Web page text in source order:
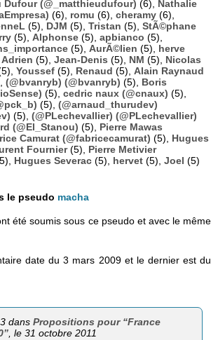
Dufour (@_matthieudufour) (6), Nathalie
(6), romu (6), cheramy (6),
(5), DJM (5), Tristan (5), StÃ©phane
(5), Alphonse (5), apbianco (5),
(5), AurÃ©lien (5), herve
Adrien (5), Jean-Denis (5), NM (5), Nicolas
Youssef (5), Renaud (5), Alain Raynaud
(@bvanryb) (@bvanryb) (5), Boris
(5), cedric naux (@cnaux) (5),
(5), (@arnaud_thurudev)
(5), (@PLechevallier) (@PLechevallier)
(@El_Stanou) (5), Pierre Mawas
Camurat (@fabricecamurat) (5), Hugues
Fournier(5), Pierre Metivier
Hugues Severac (5), hervet (5), Joel (5)
le pseudo macha
été soumis sous ce pseudo et avec le même
date du 3 mars 2009 et le dernier est du
dansPropositions pour “France
, le 31 octobre 2011